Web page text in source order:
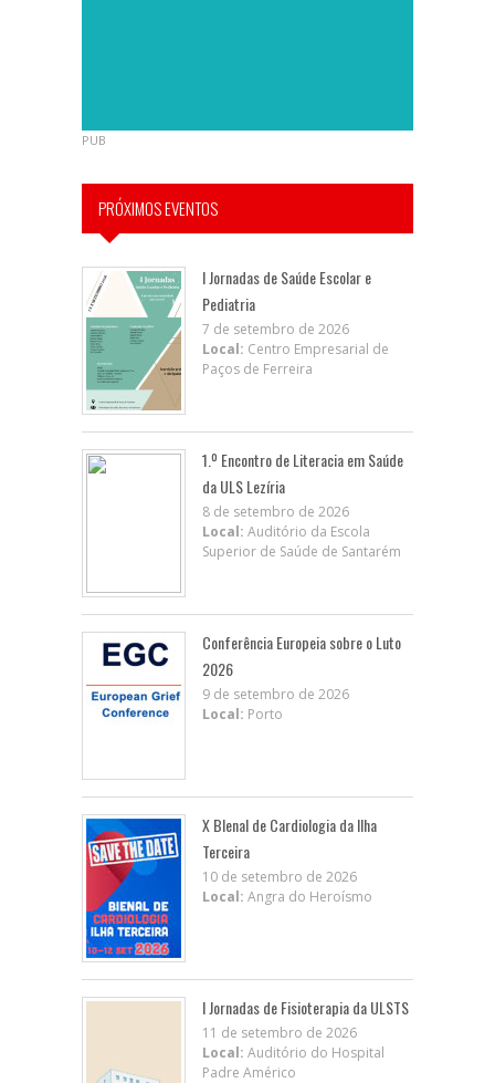
PUB
PRÓXIMOS EVENTOS
I Jornadas de Saúde Escolar e
Pediatria
7 de setembro de 2026
Local: Centro Empresarial de
Paços de Ferreira
1.º Encontro de Literacia em Saúde
da ULS Lezíria
8 de setembro de 2026
Local: Auditório da Escola
Superior de Saúde de Santarém
Conferência Europeia sobre o Luto
2026
9 de setembro de 2026
Local: Porto
X BIenal de Cardiologia da Ilha
Terceira
10 de setembro de 2026
Local: Angra do Heroísmo
I Jornadas de Fisioterapia da ULSTS
11 de setembro de 2026
Local: Auditório do Hospital
Padre Américo